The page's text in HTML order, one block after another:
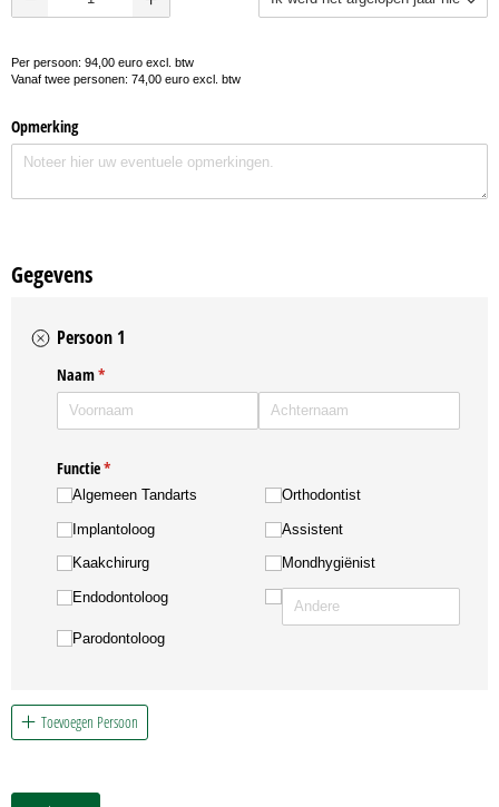
Per persoon: 94,00 euro excl. btw
Vanaf twee personen: 74,00 euro excl. btw
Opmerking
Gegevens
Persoon 1
Naam*
(is vereist)
Functie*
(is vereist)
Algemeen Tandarts
Implantoloog
Kaakchirurg
Endodontoloog
Parodontoloog
Orthodontist
Assistent
Mondhygiënist
Toevoegen Persoon